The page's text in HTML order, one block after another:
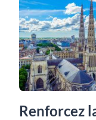
Renforcez